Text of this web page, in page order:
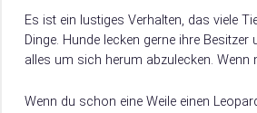
Reptilienfreunde. Doch obwohl es fast
Es ist ein lustiges Verhalten, das viele
Dinge. Hunde lecken gerne ihre Besitzer
alles um sich herum abzulecken. Wenn
Wenn du schon eine Weile einen